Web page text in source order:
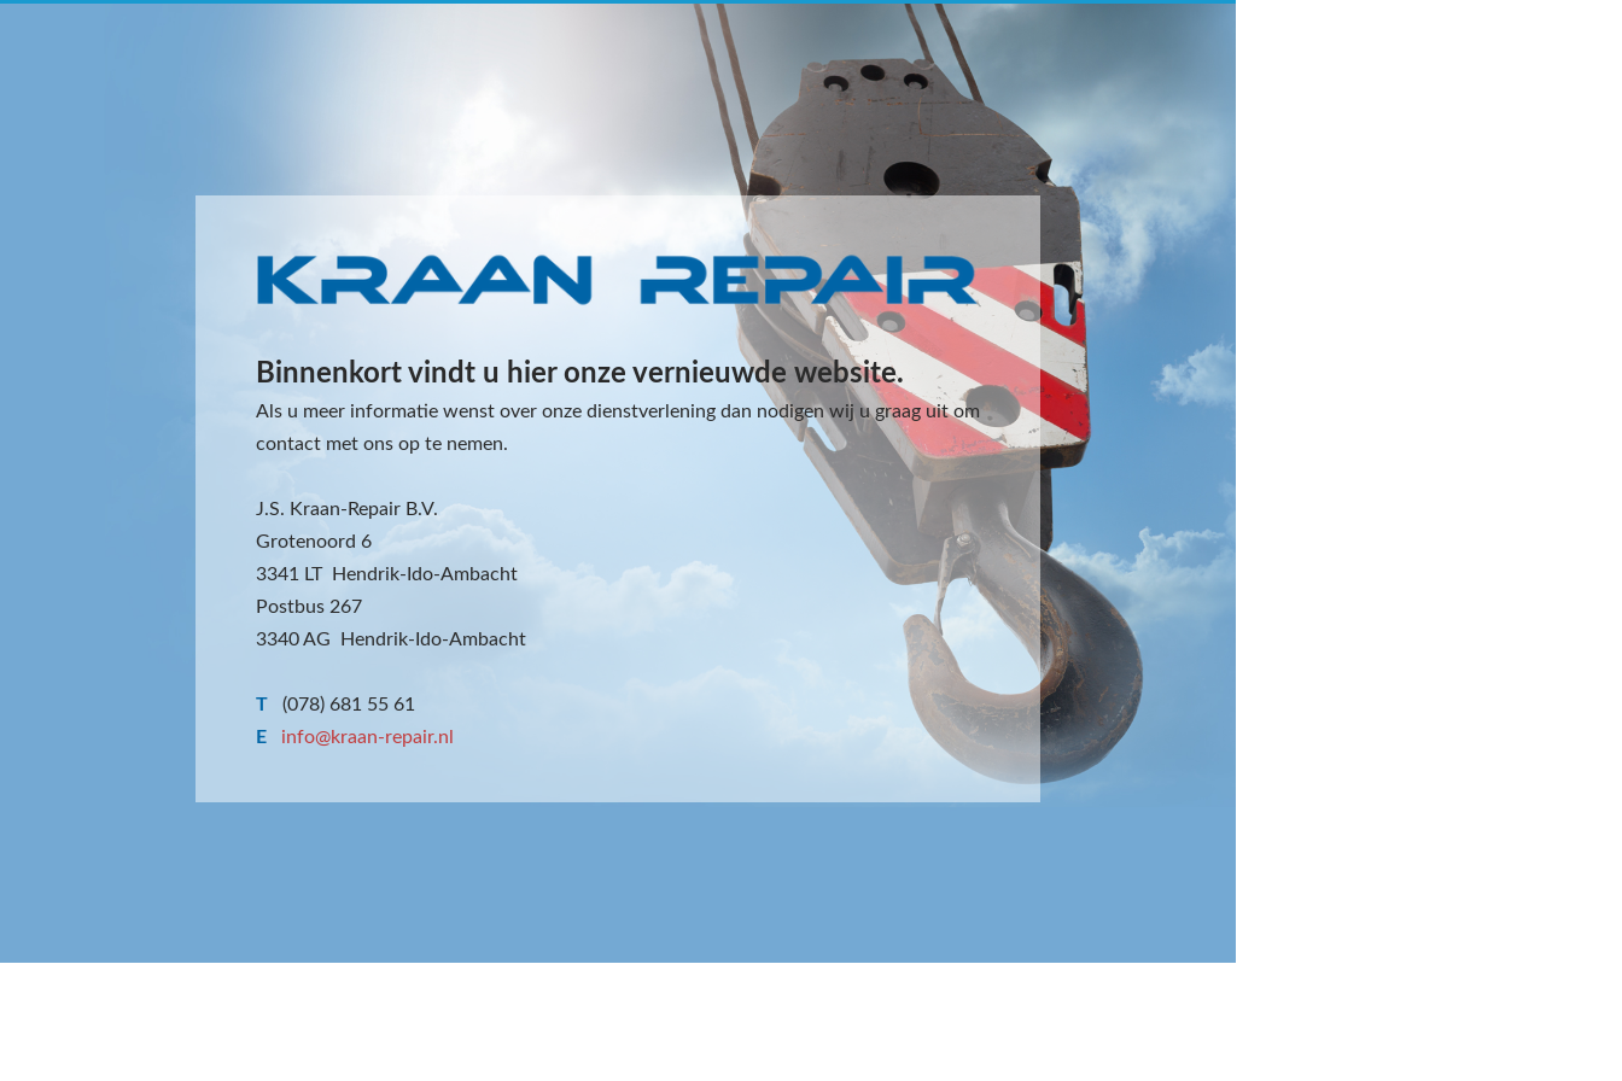
Binnenkort vindt u hier onze vernieuwde website.
Als u meer informatie wenst over onze dienstverlening dan nodigen wij u graag uit om
contact met ons op te nemen.
J.S. Kraan-Repair B.V.
Grotenoord 6
3341 LT Hendrik-Ido-Ambacht
Postbus 267
3340 AG Hendrik-Ido-Ambacht
T
(078) 681 55 61
E
info@kraan-repair.nl